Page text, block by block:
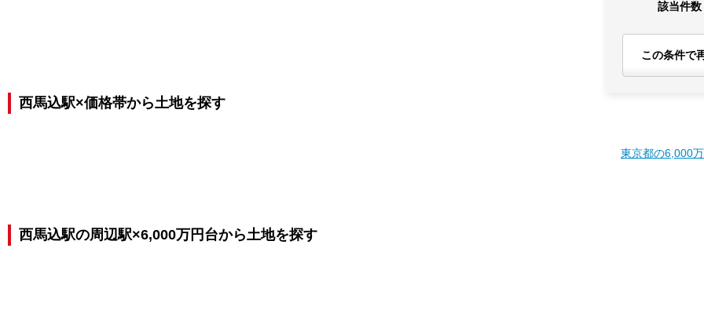
該当件数
この条件で
西馬込駅×価格帯から土地を探す
東京都の6,000
西馬込駅の周辺駅×6,000万円台から土地を探す